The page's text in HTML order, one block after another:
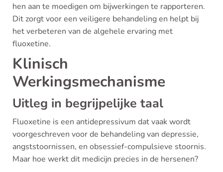
hen aan te moedigen om bijwerkingen te rapporteren.
Dit zorgt voor een veiligere behandeling en helpt bij
het verbeteren van de algehele ervaring met
fluoxetine.
Klinisch
Werkingsmechanisme
Uitleg in begrijpelijke taal
Fluoxetine is een antidepressivum dat vaak wordt
voorgeschreven voor de behandeling van depressie,
angststoornissen, en obsessief-compulsieve stoornis.
Maar hoe werkt dit medicijn precies in de hersenen?